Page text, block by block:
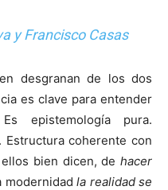
y Francisco Casas
desgranan de los dos
es clave para entender
epistemología pura.
Estructura coherente con
bien dicen, de hacer
modernidad la realidad se